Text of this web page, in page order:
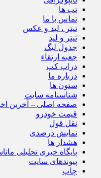
تب ها
تماس با ما
تیتر ، لید و عکس
تیتر و لید
جدول لیگ
جعبه ارتقاء
دراپ کپ
درباره ما
ستون ها
شناسنامه سایت
صفحه اصلی – آخرین
قیمت خودرو
نقل قول
نمایش درصدی
هشدار ها
پایگاه خبری تحلیلی
پیوندهای سایت
چاپ